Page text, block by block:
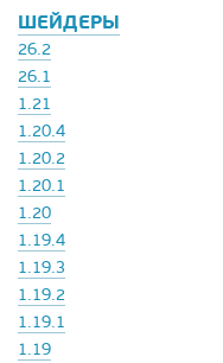
ШЕЙДЕРЫ
26.2
26.1
1.21
1.20.4
1.20.2
1.20.1
1.20
1.19.4
1.19.3
1.19.2
1.19.1
1.19